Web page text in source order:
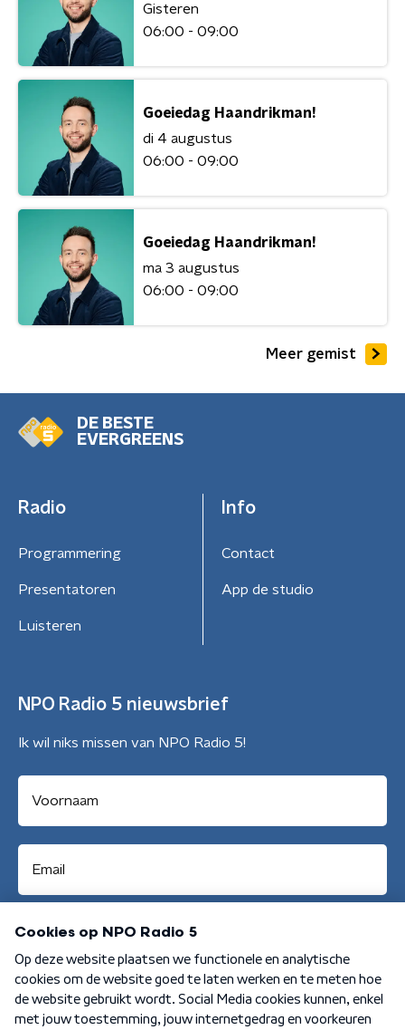
Gisteren
06:00 - 09:00
Goeiedag Haandrikman!
di 4 augustus
06:00 - 09:00
Goeiedag Haandrikman!
ma 3 augustus
06:00 - 09:00
Meer gemist
DE BESTE
EVERGREENS
Radio
Programmering
Presentatoren
Luisteren
Info
Contact
App de studio
NPO Radio 5 nieuwsbrief
Ik wil niks missen van NPO Radio 5!
Aanmelden
Algemene voorwaarden